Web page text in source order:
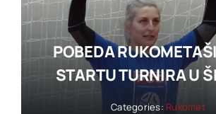
POBEDA
STARTU TURNIRA U
Categories: Rukomet